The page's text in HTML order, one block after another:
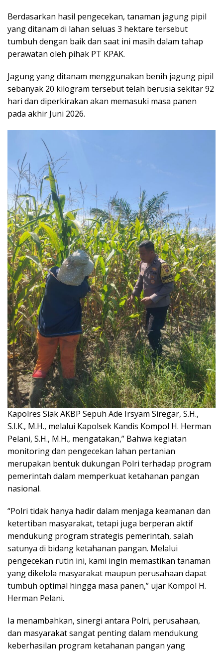
Berdasarkan hasil pengecekan, tanaman jagung pipil
yang ditanam di lahan seluas 3 hektare tersebut
tumbuh dengan baik dan saat ini masih dalam tahap
perawatan oleh pihak PT KPAK.
Jagung yang ditanam menggunakan benih jagung pipil
sebanyak 20 kilogram tersebut telah berusia sekitar 92
hari dan diperkirakan akan memasuki masa panen
pada akhir Juni 2026.
Kapolres Siak AKBP Sepuh Ade Irsyam Siregar, S.H.,
S.I.K., M.H., melalui Kapolsek Kandis Kompol H. Herman
Pelani, S.H., M.H., mengatakan,” Bahwa kegiatan
monitoring dan pengecekan lahan pertanian
merupakan bentuk dukungan Polri terhadap program
pemerintah dalam memperkuat ketahanan pangan
nasional.
“Polri tidak hanya hadir dalam menjaga keamanan dan
ketertiban masyarakat, tetapi juga berperan aktif
mendukung program strategis pemerintah, salah
satunya di bidang ketahanan pangan. Melalui
pengecekan rutin ini, kami ingin memastikan tanaman
yang dikelola masyarakat maupun perusahaan dapat
tumbuh optimal hingga masa panen,” ujar Kompol H.
Herman Pelani.
Ia menambahkan, sinergi antara Polri, perusahaan,
dan masyarakat sangat penting dalam mendukung
keberhasilan program ketahanan pangan yang